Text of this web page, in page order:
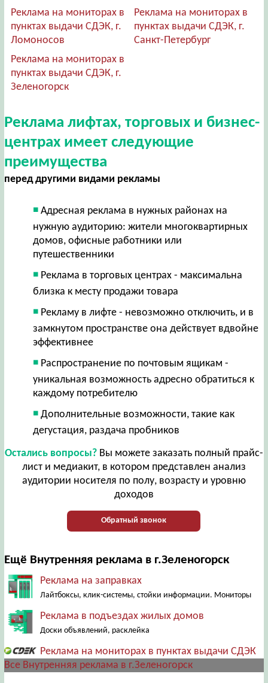
Реклама на мониторах в
пунктах выдачи СДЭК, г.
Ломоносов
Реклама на мониторах в
пунктах выдачи СДЭК, г.
Санкт-Петербург
Реклама на мониторах в
пунктах выдачи СДЭК, г.
Зеленогорск
Реклама лифтах, торговых и бизнес-
центрах имеет следующие
преимущества
перед другими видами рекламы
Адресная реклама в нужных районах на
нужную аудиторию: жители многоквартирных
домов, офисные работники или
путешественники
Реклама в торговых центрах - максимальна
близка к месту продажи товара
Рекламу в лифте - невозможно отключить, и в
замкнутом пространстве она действует вдвойне
эффективнее
Распространение по почтовым ящикам -
уникальная возможность адресно обратиться к
каждому потребителю
Дополнительные возможности, такие как
дегустация, раздача пробников
Остались вопросы?Вы можете заказать полный прайс-
лист и медиакит, в котором представлен анализ
аудитории носителя по полу, возрасту и уровню
доходов
Обратный звонок
Ещё Внутренняя реклама в г.Зеленогорск
Реклама на заправках
Лайтбоксы, клик-системы, стойки информации. Мониторы
Реклама в подъездах жилых домов
Доски объявлений, расклейка
Реклама на мониторах в пунктах выдачи СДЭК
Все Внутренняя реклама в г.Зеленогорск